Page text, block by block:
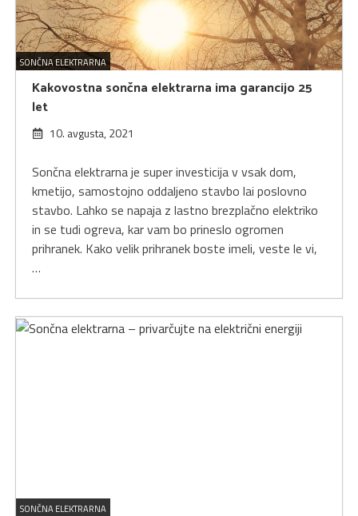
SONČNA ELEKTRARNA
Kakovostna sončna elektrarna ima garancijo 25
let
10. avgusta, 2021
Sončna elektrarna je super investicija v vsak dom,
kmetijo, samostojno oddaljeno stavbo lai poslovno
stavbo. Lahko se napaja z lastno brezplačno elektriko
in se tudi ogreva, kar vam bo prineslo ogromen
prihranek. Kako velik prihranek boste imeli, veste le vi,
…
SONČNA ELEKTRARNA